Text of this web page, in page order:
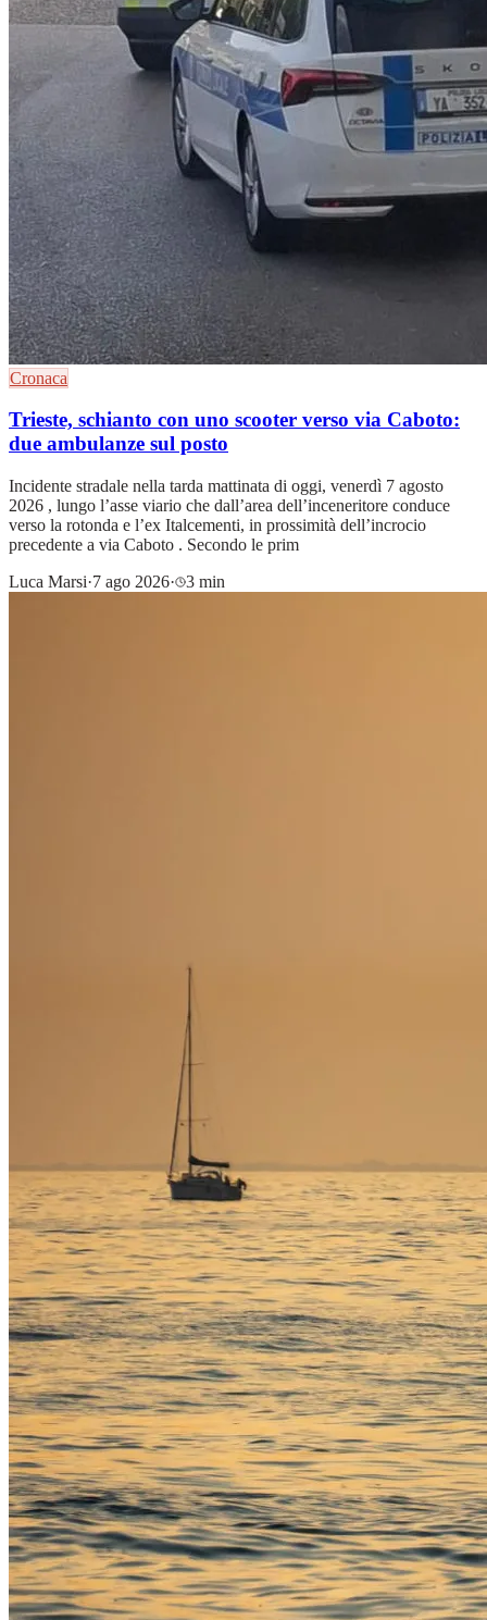
Cronaca
Trieste, schianto con uno scooter verso via Caboto:
due ambulanze sul posto
Incidente stradale nella tarda mattinata di oggi, venerdì 7 agosto
2026 , lungo l’asse viario che dall’area dell’inceneritore conduce
verso la rotonda e l’ex Italcementi, in prossimità dell’incrocio
precedente a via Caboto . Secondo le prim
Luca Marsi·7 ago 2026· 3 min